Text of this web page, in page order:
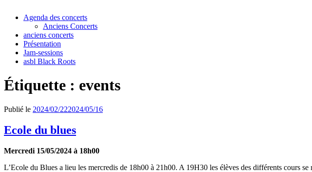
Agenda des concerts
Anciens Concerts
anciens concerts
Présentation
Jam-sessions
asbl Black Roots
Étiquette : events
Publié le 2024/02/222024/05/16
Ecole du blues
Mercredi 15/05/2024 à 18h00
L’Ecole du Blues a lieu les mercredis de 18h00 à 21h00. A 19H30 les élèves des différents cours se